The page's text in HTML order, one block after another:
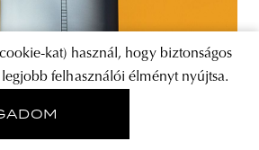
kat) használ, hogy biztonságos
felhasználói élményt nyújtsa.